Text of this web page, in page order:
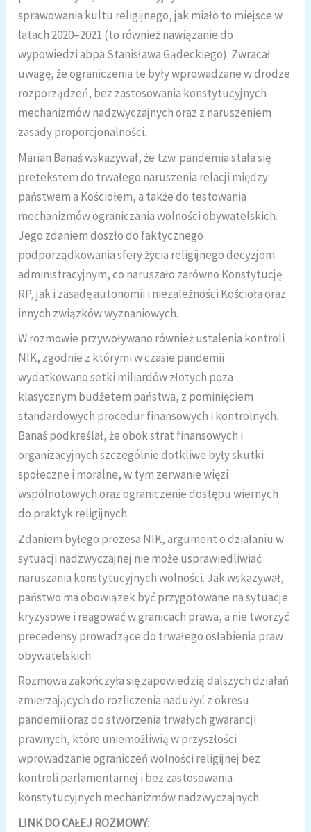
sprawowania kultu religijnego, jak miało to miejsce w
latach 2020–2021 (to również nawiązanie do
wypowiedzi abpa Stanisława Gądeckiego). Zwracał
uwagę, że ograniczenia te były wprowadzane w drodze
rozporządzeń, bez zastosowania konstytucyjnych
mechanizmów nadzwyczajnych oraz z naruszeniem
zasady proporcjonalności.
Marian Banaś wskazywał, że tzw. pandemia stała się
pretekstem do trwałego naruszenia relacji między
państwem a Kościołem, a także do testowania
mechanizmów ograniczania wolności obywatelskich.
Jego zdaniem doszło do faktycznego
podporządkowania sfery życia religijnego decyzjom
administracyjnym, co naruszało zarówno Konstytucję
RP, jak i zasadę autonomii i niezależności Kościoła oraz
innych związków wyznaniowych.
W rozmowie przywoływano również ustalenia kontroli
NIK, zgodnie z którymi w czasie pandemii
wydatkowano setki miliardów złotych poza
klasycznym budżetem państwa, z pominięciem
standardowych procedur finansowych i kontrolnych.
Banaś podkreślał, że obok strat finansowych i
organizacyjnych szczególnie dotkliwe były skutki
społeczne i moralne, w tym zerwanie więzi
wspólnotowych oraz ograniczenie dostępu wiernych
do praktyk religijnych.
Zdaniem byłego prezesa NIK, argument o działaniu w
sytuacji nadzwyczajnej nie może usprawiedliwiać
naruszania konstytucyjnych wolności. Jak wskazywał,
państwo ma obowiązek być przygotowane na sytuacje
kryzysowe i reagować w granicach prawa, a nie tworzyć
precedensy prowadzące do trwałego osłabienia praw
obywatelskich.
Rozmowa zakończyła się zapowiedzią dalszych działań
zmierzających do rozliczenia nadużyć z okresu
pandemii oraz do stworzenia trwałych gwarancji
prawnych, które uniemożliwią w przyszłości
wprowadzanie ograniczeń wolności religijnej bez
kontroli parlamentarnej i bez zastosowania
konstytucyjnych mechanizmów nadzwyczajnych.
LINK DO CAŁEJ ROZMOWY: